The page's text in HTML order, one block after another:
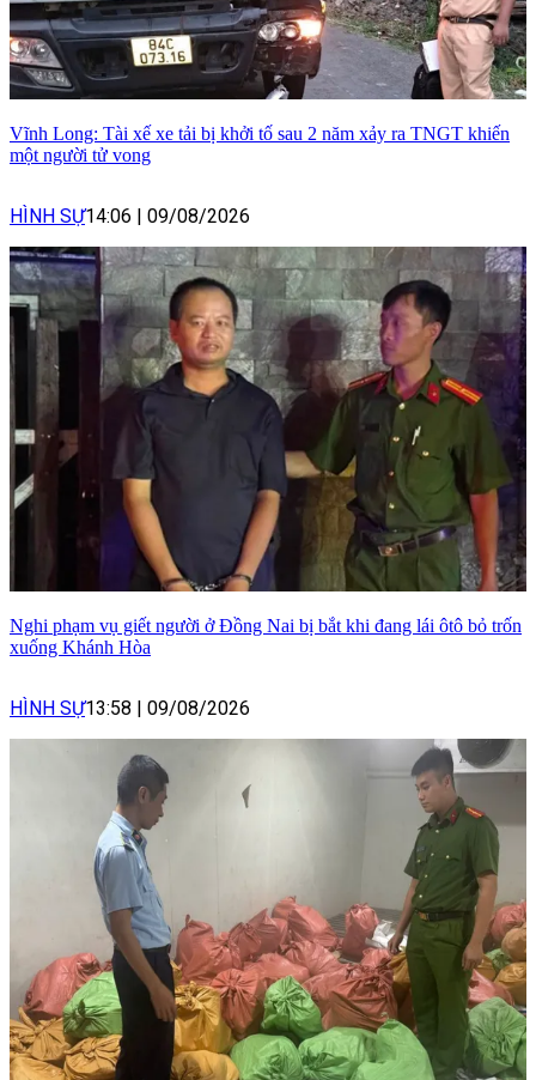
Vĩnh Long: Tài xế xe tải bị khởi tố sau 2 năm xảy ra TNGT khiến
một người tử vong
HÌNH SỰ14:06 | 09/08/2026
Nghi phạm vụ giết người ở Đồng Nai bị bắt khi đang lái ôtô bỏ trốn
xuống Khánh Hòa
HÌNH SỰ13:58 | 09/08/2026